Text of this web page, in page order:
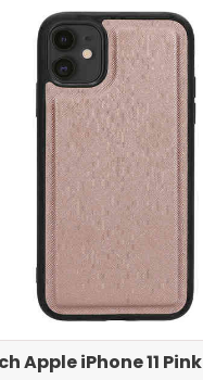
Apple iPhone 11 Pink